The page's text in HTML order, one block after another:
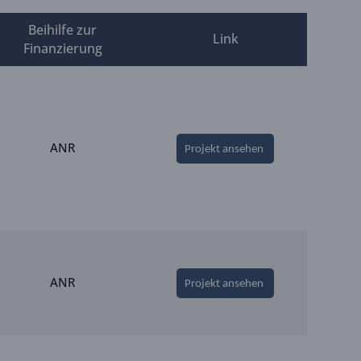
Beihilfe zur
Finanzierung
Link
ANR Projekt ansehen
ANR Projekt ansehen